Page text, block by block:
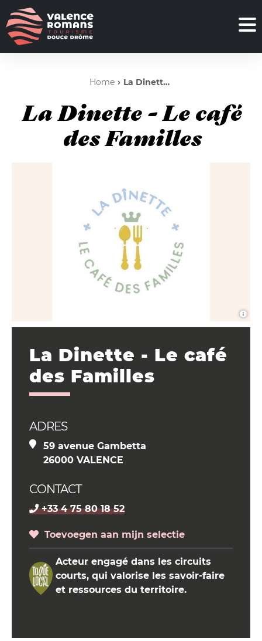
Home La Dinette - Le café des Familles
La Dinette - Le café
des Familles
La Dinette - Le café
des Familles
ADRES
59 avenue Gambetta
26000 VALENCE
CONTACT
+33 4 75 80 18 52
Toevoegen aan mijn selectie
Acteur engagé dans les circuits
courts, qui valorise les savoir-faire
et ressources du territoire.